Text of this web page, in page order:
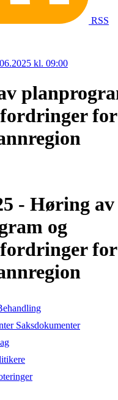
RSS
kl. 09:00
for
- Høring av
og
for
Saksdokumenter